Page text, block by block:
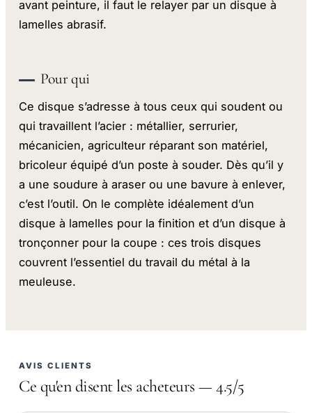
avant peinture, il faut le relayer par un disque à
lamelles abrasif.
Pour qui
Ce disque s’adresse à tous ceux qui soudent ou
qui travaillent l’acier : métallier, serrurier,
mécanicien, agriculteur réparant son matériel,
bricoleur équipé d’un poste à souder. Dès qu’il y
a une soudure à araser ou une bavure à enlever,
c’est l’outil. On le complète idéalement d’un
disque à lamelles pour la finition et d’un disque à
tronçonner pour la coupe : ces trois disques
couvrent l’essentiel du travail du métal à la
meuleuse.
AVIS CLIENTS
Ce qu'en disent les acheteurs — 4.5/5